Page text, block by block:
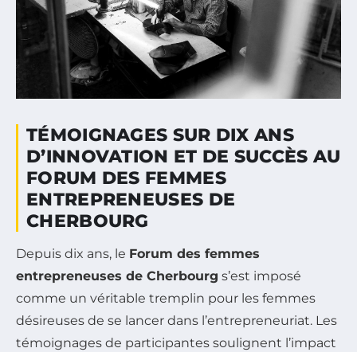
TÉMOIGNAGES SUR DIX ANS
D’INNOVATION ET DE SUCCÈS AU
FORUM DES FEMMES
ENTREPRENEUSES DE
CHERBOURG
Depuis dix ans, le Forum des femmes
entrepreneuses de Cherbourg s’est imposé
comme un véritable tremplin pour les femmes
désireuses de se lancer dans l’entrepreneuriat. Les
témoignages de participantes soulignent l’impact